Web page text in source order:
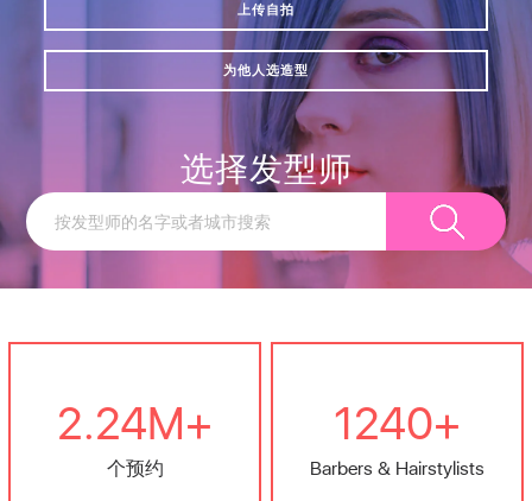
上传自拍
为他人选造型
选择发型师
2.24M+
个预约
1240+
Barbers & Hairstylists